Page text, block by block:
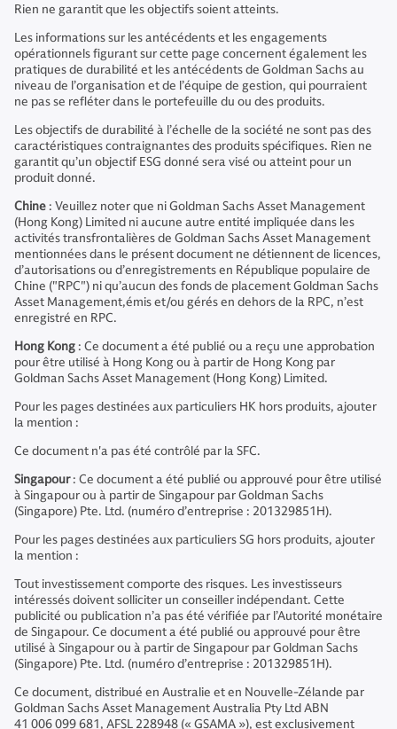
Rien ne garantit que les objectifs soient atteints.
Les informations sur les antécédents et les engagements
opérationnels figurant sur cette page concernent également les
pratiques de durabilité et les antécédents de Goldman Sachs au
niveau de l’organisation et de l’équipe de gestion, qui pourraient
ne pas se refléter dans le portefeuille du ou des produits.
Les objectifs de durabilité à l’échelle de la société ne sont pas des
caractéristiques contraignantes des produits spécifiques. Rien ne
garantit qu’un objectif ESG donné sera visé ou atteint pour un
produit donné.
Chine : Veuillez noter que ni Goldman Sachs Asset Management
(Hong Kong) Limited ni aucune autre entité impliquée dans les
activités transfrontalières de Goldman Sachs Asset Management
mentionnées dans le présent document ne détiennent de licences,
d’autorisations ou d’enregistrements en République populaire de
Chine ("RPC") ni qu’aucun des fonds de placement Goldman Sachs
Asset Management,émis et/ou gérés en dehors de la RPC, n’est
enregistré en RPC.
Hong Kong : Ce document a été publié ou a reçu une approbation
pour être utilisé à Hong Kong ou à partir de Hong Kong par
Goldman Sachs Asset Management (Hong Kong) Limited.
Pour les pages destinées aux particuliers HK hors produits, ajouter
la mention :
Ce document n'a pas été contrôlé par la SFC.
Singapour: Ce document a été publié ou approuvé pour être utilisé
à Singapour ou à partir de Singapour par Goldman Sachs
(Singapore) Pte. Ltd. (numéro d’entreprise : 201329851H).
Pour les pages destinées aux particuliers SG hors produits, ajouter
la mention :
Tout investissement comporte des risques. Les investisseurs
intéressés doivent solliciter un conseiller indépendant. Cette
publicité ou publication n’a pas été vérifiée par l’Autorité monétaire
de Singapour. Ce document a été publié ou approuvé pour être
utilisé à Singapour ou à partir de Singapour par Goldman Sachs
(Singapore) Pte. Ltd. (numéro d’entreprise : 201329851H).
Ce document, distribué en Australie et en Nouvelle-Zélande par
Goldman Sachs Asset Management Australia Pty Ltd ABN
41 006 099 681, AFSL 228948 (« GSAMA »), est exclusivement